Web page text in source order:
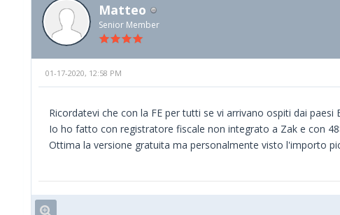
Matteo
Senior Member
01-17-2020, 12:58 PM
Ricordatevi che con la FE per tutti se vi arrivano ospiti dai
Io ho fatto con registratore fiscale non integrato a Zak e con
Ottima la versione gratuita ma personalmente visto l'importo